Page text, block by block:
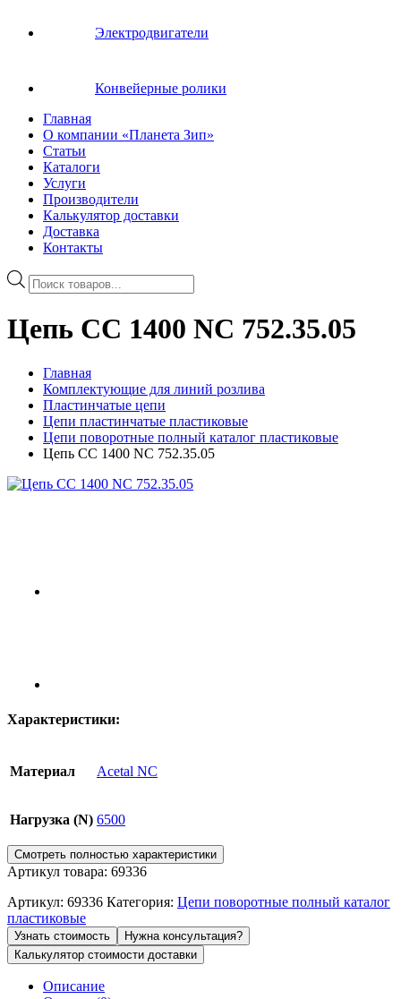
Электродвигатели
Конвейерные ролики
Главная
О компании «Планета Зип»
Статьи
Каталоги
Услуги
Производители
Калькулятор доставки
Доставка
Контакты
Поиск
товаров
Цепь CC 1400 NC 752.35.05
Главная
Комплектующие для линий розлива
Пластинчатые цепи
Цепи пластинчатые пластиковые
Цепи поворотные полный каталог пластиковые
Цепь CC 1400 NC 752.35.05
Характеристики:
Материал Acetal NC
Нагрузка (N) 6500
Смотреть полностью характеристики
Артикул товара: 69336
Артикул: 69336 Категория: Цепи поворотные полный каталог
пластиковые
Узнать стоимость
Нужна консультация?
Калькулятор стоимости доставки
Описание